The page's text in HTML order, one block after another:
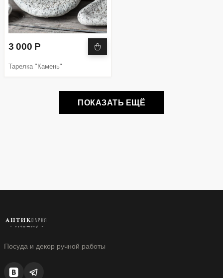
3 000 Р
Тарелка "Камень"
ПОКАЗАТЬ ЕЩЁ
Посуда и декор ручной работы